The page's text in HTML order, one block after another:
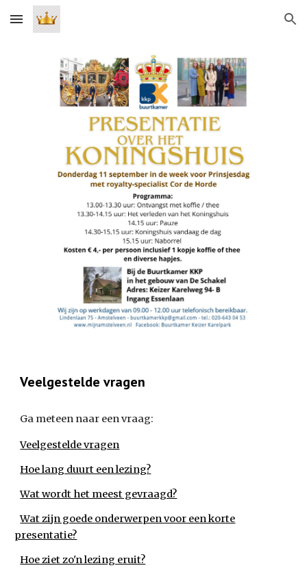
Skip to main content Skip to navigation
Veelgestelde vragen
Ga meteen naar een vraag:
Veelgestelde vragen
Hoe lang duurt een lezing?
Wat wordt het meest gevraagd?
Wat zijn goede onderwerpen voor een korte
presentatie?
Hoe ziet zo'n lezing eruit?